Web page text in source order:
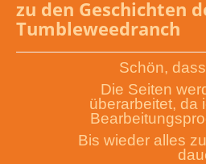
zu den Geschichten
Tumbleweedranch
Schön,
Die Seiten
überarbeitet, da
Bis wieder alles